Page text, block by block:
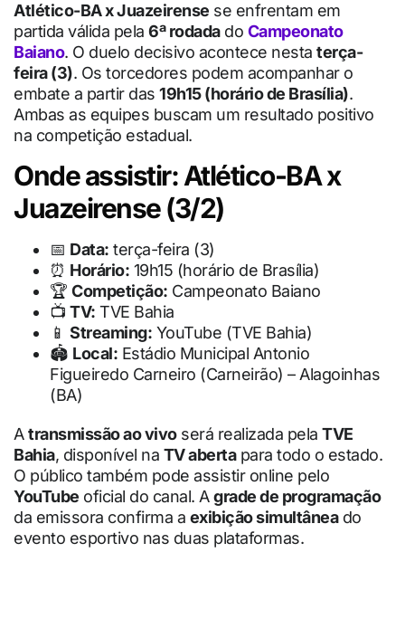
Atlético-BA x Juazeirense se enfrentam em
partida válida pela 6ª rodadado Campeonato
Baiano. O duelo decisivo acontece nesta terça-
feira (3). Os torcedores podem acompanhar o
embate a partir das 19h15 (horário de Brasília).
Ambas as equipes buscam um resultado positivo
na competição estadual.
Onde assistir: Atlético-BA x
Juazeirense (3/2)
📅 Data: terça-feira (3)
⏰ Horário: 19h15 (horário de Brasília)
🏆 Competição: Campeonato Baiano
📺 TV: TVE Bahia
📱 Streaming: YouTube (TVE Bahia)
🏟 Local: Estádio Municipal Antonio
Figueiredo Carneiro (Carneirão) – Alagoinhas
(BA)
Atransmissão ao vivoserá realizada pela TVE
Bahia, disponível na TV abertapara todo o estado.
O público também pode assistir online pelo
YouTube oficial do canal. Agrade de programação
da emissora confirma a exibição simultâneado
evento esportivo nas duas plataformas.